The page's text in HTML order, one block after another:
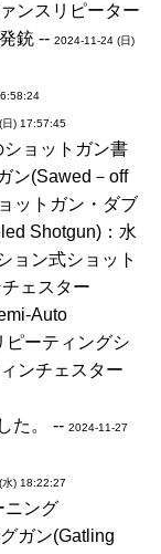
ンスリピーター
銃 -- 2024-11-24 (日)
) 17:57:45
ョットガン書
ン(Sawed－off
ットガン・ダブ
Shotgun)：水
ョン式ショット
ェスター
Auto
ピーティングシ
ンチェスター
た。 -- 2024-11-27
) 18:22:27
ング
ガン(Gatling